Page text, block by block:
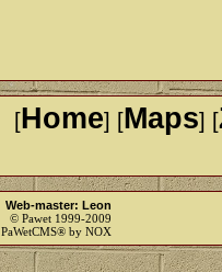
[Home] [Maps] [
Web-master: Leon
© Pawet 1999-2009
PaWetCMS® by NOX